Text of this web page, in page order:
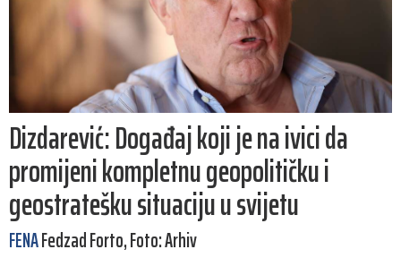
Dizdarević: Događaj koji je na ivici da
promijeni kompletnu geopolitičku i
geostratešku situaciju u svijetu
FENAFedzad Forto, Foto: Arhiv